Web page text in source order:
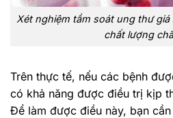
Xét nghiệm tầm soát ung thư
chất lượng
Trên thực tế, nếu các bệnh
có khả năng được điều trị kịp
Để làm được điều này, bạn